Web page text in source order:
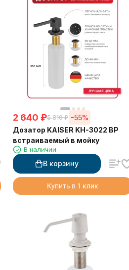
2 640 ₽5 810 ₽ -55%
Дозатор KAISER KH-3022 BP
встраиваемый в мойку
В наличии
В корзину
Купить в 1 клик